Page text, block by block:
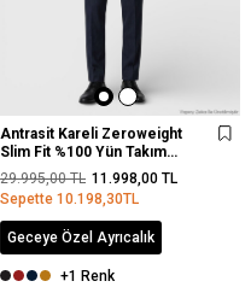
Antrasit Kareli Zeroweight
Slim Fit %100 Yün Takım
Elbise
29.995,00TL 11.998,00 TL
Sepette 10.198,30TL
Geceye Özel Ayrıcalık
+1 Renk